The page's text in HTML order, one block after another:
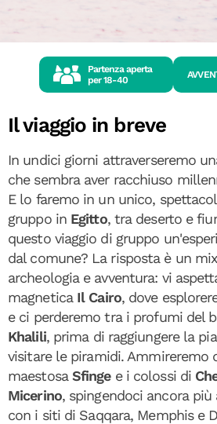
Partenza aperta
per18-40
Il viaggio in breve
In undici giorni attraverseremo
che sembra aver racchiuso
E lo faremo in un unico,
gruppo in Egitto, tra deserto e
questo viaggio di gruppo
dal comune? La risposta è un
archeologia e avventura: vi
magnetica Il Cairo, dove
e ci perderemo tra i profumi del
Khalili, prima di raggiungere la
visitare le piramidi. Ammireremo
maestosa Sfinge e i colossi di
Micerino, spingendoci ancora
con i siti di Saqqara, Memphis e